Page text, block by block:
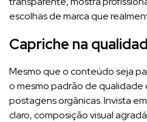
escolhas de marca que
Capriche na
Mesmo que o conteúdo seja
o mesmo padrão de qualidade
postagens orgânicas. Invista
claro, composição visual